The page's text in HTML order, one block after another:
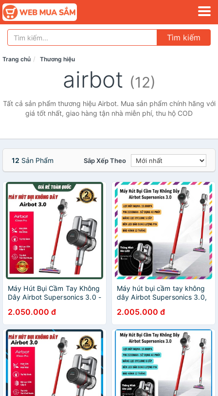
Tìm kiếm
Trang chủ Thương hiệu
airbot (12)
Tất cả sản phẩm thương hiệu Airbot. Mua sản phẩm chính hãng với
giá tốt nhất, giao hàng tận nhà miễn phí, thu hộ COD
12 Sản Phẩm Sắp Xếp Theo
Máy Hút Bụi Cầm Tay Không
Dây Airbot Supersonics 3.0 -
Nêm Giường Bảo Hành 24
Tháng
2.050.000 đ
Máy hút bụi cầm tay không
dây Airbot Supersonics 3.0,
dung lượng pin khỏe
2.005.000 đ